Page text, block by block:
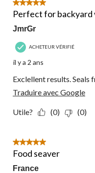
5 étoile(s) sur 5.
Perfect for
JmrGr
ACHETEUR VÉRIFIÉ
il y a 2 ans
Exclellent results. Seals
Traduire avec Google
Utile? (0) (0)
5 étoile(s) sur 5.
Food seaver
France